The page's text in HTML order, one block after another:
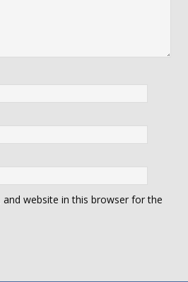
and website in this browser for the